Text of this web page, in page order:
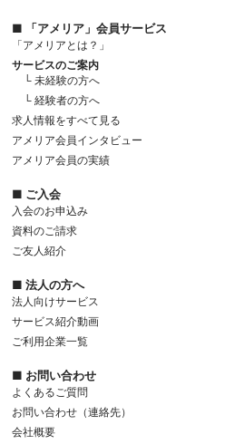
■ 「アメリア」会員サービス
「アメリアとは？」
サービスのご案内
└ 未経験の方へ
└ 経験者の方へ
求人情報をすべて見る
アメリア会員インタビュー
アメリア会員の実績
■ ご入会
入会のお申込み
資料のご請求
ご友人紹介
■ 法人の方へ
法人向けサービス
サービス紹介動画
ご利用企業一覧
■ お問い合わせ
よくあるご質問
お問い合わせ（連絡先）
会社概要